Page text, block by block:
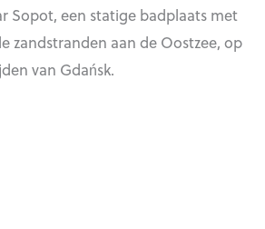
Sopot, een statige badplaats met
zandstranden aan de Oostzee, op
van Gdańsk.